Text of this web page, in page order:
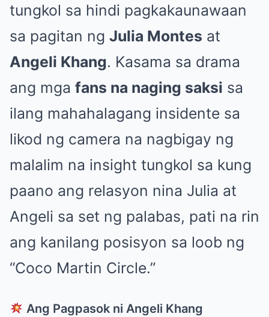
tungkol sa hindi pagkakaunawaan
sa pagitan ng Julia Montes at
Angeli Khang. Kasama sa drama
ang mga fans na naging saksi sa
ilang mahahalagang insidente sa
likod ng camera na nagbigay ng
malalim na insight tungkol sa kung
paano ang relasyon nina Julia at
Angeli sa set ng palabas, pati na rin
ang kanilang posisyon sa loob ng
“Coco Martin Circle.”
Ang Pagpasok ni Angeli Khang